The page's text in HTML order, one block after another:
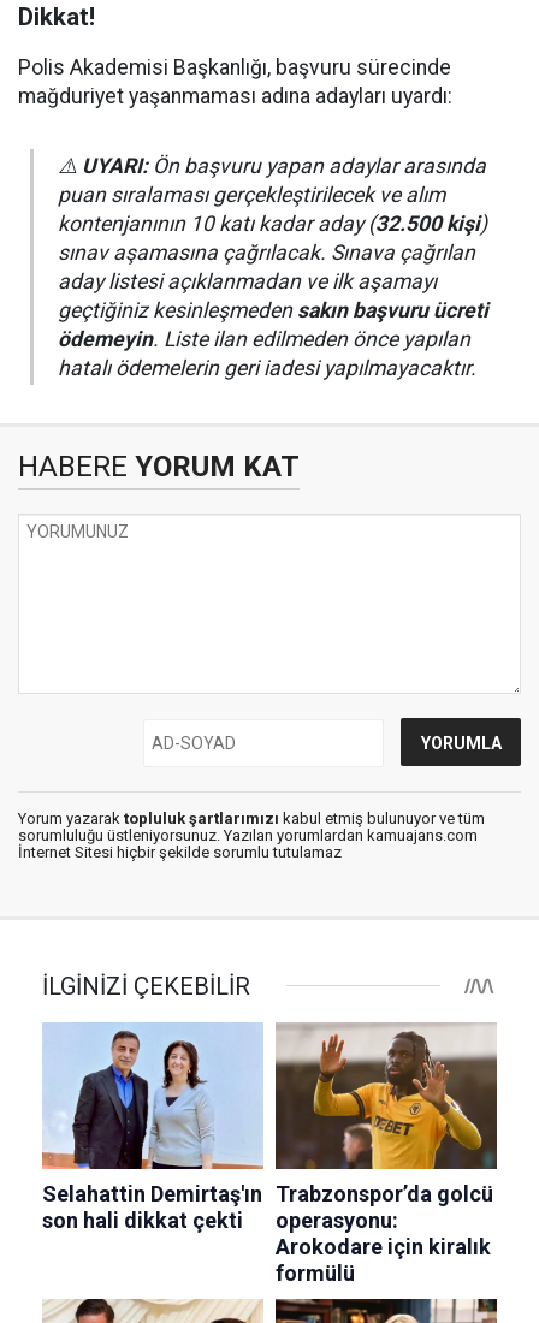
Dikkat!
Polis Akademisi Başkanlığı, başvuru sürecinde
mağduriyet yaşanmaması adına adayları uyardı:
⚠️ UYARI:Ön başvuru yapan adaylar arasında
puan sıralaması gerçekleştirilecek ve alım
kontenjanının 10 katı kadar aday (32.500 kişi)
sınav aşamasına çağrılacak. Sınava çağrılan
aday listesi açıklanmadan ve ilk aşamayı
geçtiğiniz kesinleşmeden sakın başvuru ücreti
ödemeyin. Liste ilan edilmeden önce yapılan
hatalı ödemelerin geri iadesi yapılmayacaktır.
HABERE YORUM KAT
Yorum yazarak topluluk şartlarımızı kabul etmiş bulunuyor ve tüm
sorumluluğu üstleniyorsunuz. Yazılan yorumlardan kamuajans.com
İnternet Sitesi hiçbir şekilde sorumlu tutulamaz